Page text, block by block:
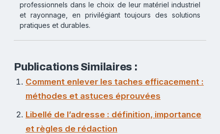
professionnels dans le choix de leur matériel industriel
et rayonnage, en privilégiant toujours des solutions
pratiques et durables.
Publications Similaires :
Comment enlever les taches efficacement :
méthodes et astuces éprouvées
Libellé de l’adresse : définition, importance
et règles de rédaction